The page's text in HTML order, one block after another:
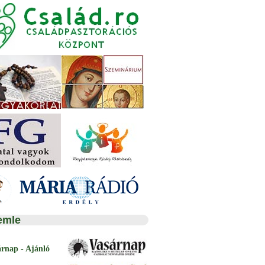
- Ajánló